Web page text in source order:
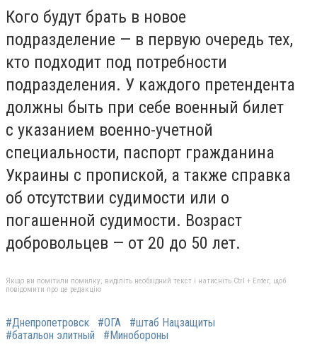
Кого будут брать в новое
подразделение — в первую очередь тех,
кто подходит под потребности
подразделения. У каждого претендента
должны быть при себе военный билет
с указанием военно-учетной
специальности, паспорт гражданина
Украины с пропиской, а также справка
об отсутствии судимости или о
погашенной судимости. Возраст
добровольцев — от 20 до 50 лет.
Якщо ви помітили помилку, виділіть необхідний текст і натисніть Ctrl + Enter, щоб
повідомити про це редакцію
#Днепропетровск #ОГА
#штаб Нацзащиты
#батальон элитный
#Минобороны